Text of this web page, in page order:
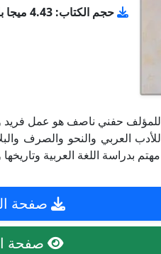
حجم الكتاب: 4.43 ميجا بايت
للمؤلف حفني ناصف هو عمل فريد
العربي والنحو والصرف
بدراسة اللغة العربية
صفحة
صفحة